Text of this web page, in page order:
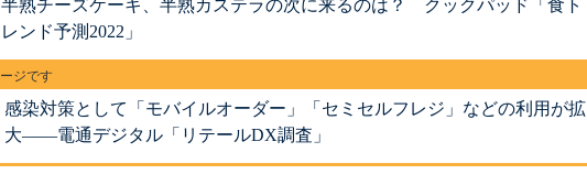
半熟チーズケーキ、半熟カステラの次に来るのは？ クックパッド「食ト
レンド予測2022」
感染対策として「モバイルオーダー」「セミセルフレジ」などの利用が拡
大――電通デジタル「リテールDX調査」